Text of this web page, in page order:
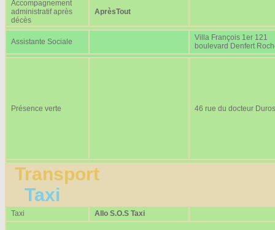
Accompagnement
administratif après
décès
AprèsTout
Assistante Sociale
Villa François 1er 121
boulevard Denfert
Présence verte 46 rue du docteur
Transport
Taxi
Taxi Allo S.O.S Taxi